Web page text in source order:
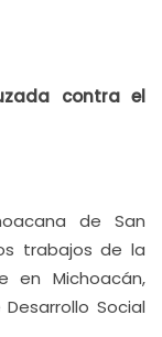
contra el
de San
trabajos de la
en Michoacán,
Social